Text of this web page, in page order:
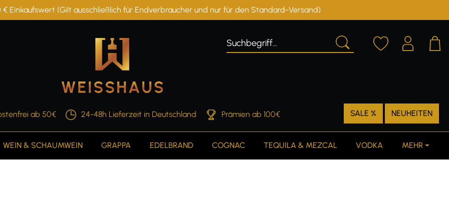
Einkaufswert (Gilt ausschließlich für Endverbraucher und nur für den Standard-Versand)
ab 50€ 24-48h Lieferzeit in Deutschland Prämien ab 100€ SALE % NEUHEITEN
WEIN & SCHAUMWEIN GRAPPA EDELBRAND COGNAC TEQUILA & MEZCAL VODKA MEHR